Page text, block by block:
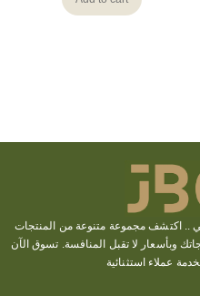
.. اكتشفمجموعة متنوعة من المنتجات
وبأسعار لا تقبل المنافسة. تسوق الآن
عملاء استثنائية